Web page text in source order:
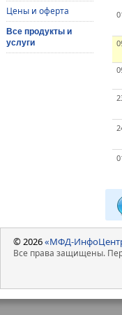
Цены и оферта
Все продукты и
услуги
© 2026«МФД-
Все права защищены.